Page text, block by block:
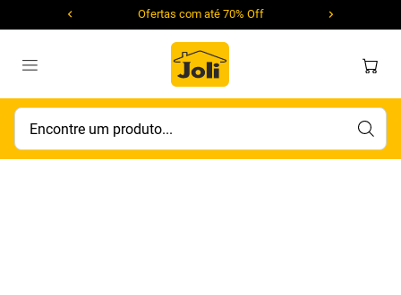
Ofertas com até 70% Off
Encontre um produto...